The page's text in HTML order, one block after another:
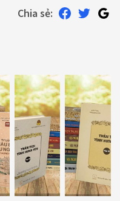
Chia sẻ: